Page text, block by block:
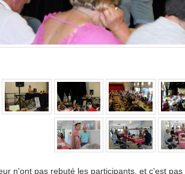
n'ont pas rebuté les participants, et c'est